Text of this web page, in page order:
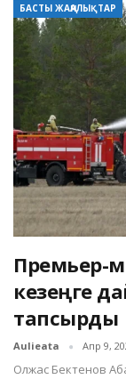
БАСТЫ ЖАҢАЛЫҚТАР
Премьер-
кезеңге
тапсырды
Aulieata Апр 9,
Олжас Бектенов